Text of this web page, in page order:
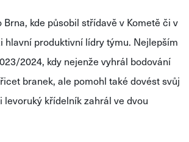
Brna, kde působil střídavě v Kometě či v
hlavní produktivní lídrytýmu. Nejlepším
/2024, kdy nejenže vyhrál bodování
branek, ale pomohl také dovéstsvůj
levoruký křídelníkzahrál ve dvou